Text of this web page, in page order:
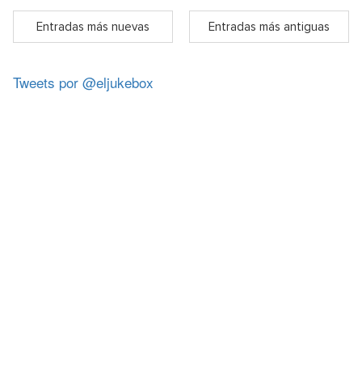
Entradas más nuevas Entradas más antiguas
Tweets por @eljukebox